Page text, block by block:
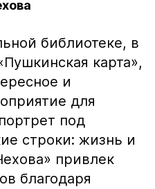
библиотеке, в
карта»,
и
для
под
строки: жизнь и
привлек
благодаря